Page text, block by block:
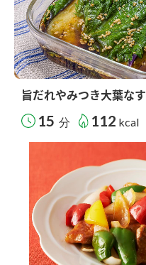
旨だれやみつき大葉なす
15 分 112 kcal